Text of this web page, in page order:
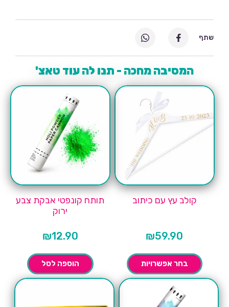
המסיבה מחכה - תנו לה עוד טאצ'
קולב עץ עם כיתוב
₪59.90
בחר אפשרויות
תותח קונפטי אבקת צבע
ירוק
₪12.90
הוספה לסל
שתף